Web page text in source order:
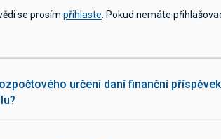
se prosím přihlaste . Pokud nemáte
určení daní finanční